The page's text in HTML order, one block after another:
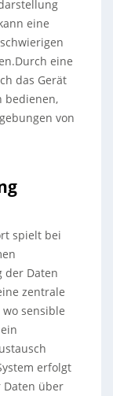
eine
eine
das Gerät
bedienen,
von
spielt bei
der Daten
zentrale
sensible
erfolgt
Daten über